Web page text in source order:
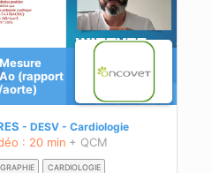
(rapport
DESV - Cardiologie
: 20 min + QCM
CARDIOLOGIE